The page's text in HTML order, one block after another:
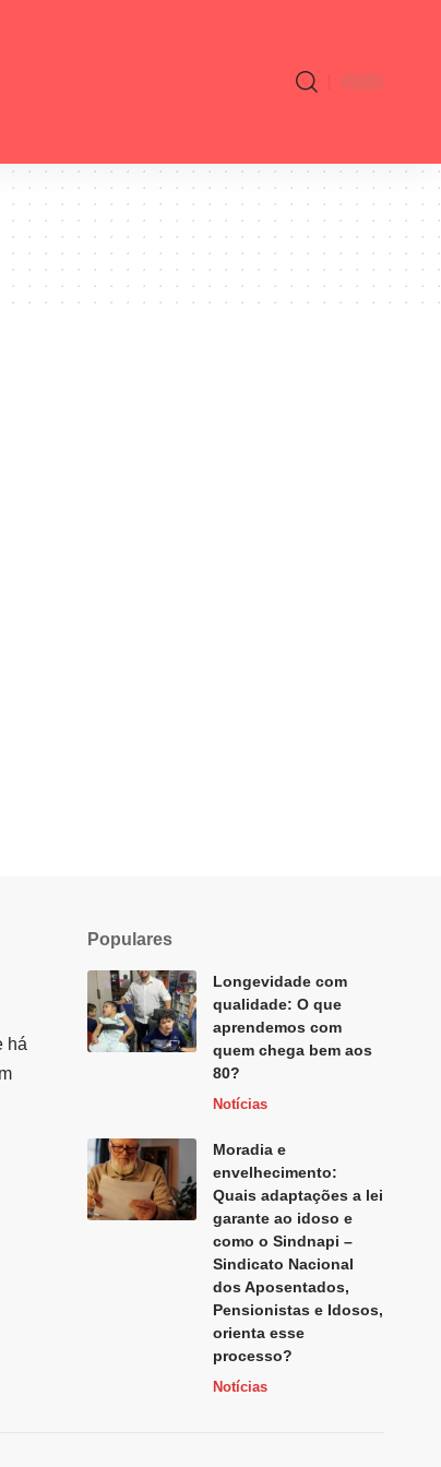
há
Populares
Longevidade com
qualidade: O que
aprendemos com
quem chega bem aos
80?
Notícias
Moradia e
envelhecimento:
Quais adaptações a lei
garante ao idoso e
como o Sindnapi –
Sindicato Nacional
dos Aposentados,
Pensionistas e Idosos,
orienta esse
processo?
Notícias